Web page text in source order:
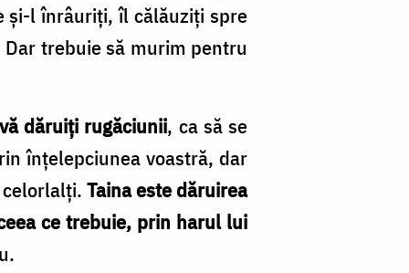
şi-l înrâuriţi, îl călăuziţi spre
trebuie să murim pentru
dăruiţi rugăciunii, ca să se
înţelepciunea voastră, dar
celorlalţi. Taina este dăruirea
ce trebuie, prin harul lui